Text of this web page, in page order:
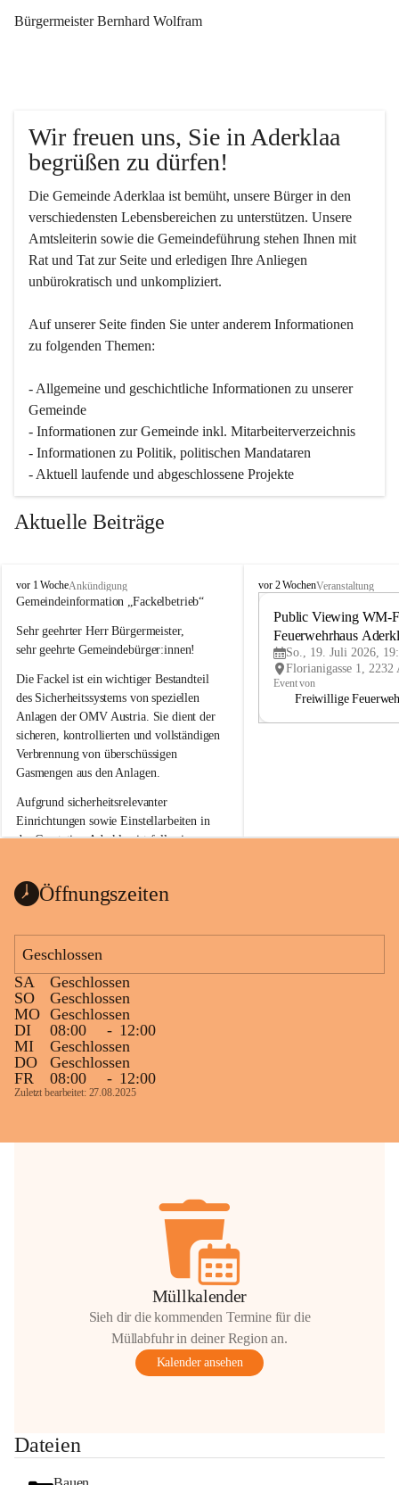
Bürgermeister Bernhard Wolfram
Wir freuen uns, Sie in Aderklaa
begrüßen zu dürfen!
Die Gemeinde Aderklaa ist bemüht, unsere Bürger in den
verschiedensten Lebensbereichen zu unterstützen. Unsere
Amtsleiterin sowie die Gemeindeführung stehen Ihnen mit
Rat und Tat zur Seite und erledigen Ihre Anliegen
unbürokratisch und unkompliziert.
Auf unserer Seite finden Sie un­ter an­de­rem Informationen
zu folgenden Themen:
- Allgemeine und geschichtliche Informationen zu unserer
Gemeinde
- Informationen zur Gemeinde inkl. Mitarbeiterverzeichnis
- Informationen zu Politik, politischen Mandataren
- Aktuell laufende und abgeschlossene Projekte
Aktuelle Beiträge
A
d
r
k
a
a
vor 1 WocheAnkündigung
Gemeindeinformation „Fackelbetrieb“
Sehr geehrter Herr Bürgermeister,
sehr geehrte Gemeindebürger:innen!
Die Fackel ist ein wichtiger Bestandteil
des Sicherheitssystems von speziellen
Anlagen der OMV Austria. Sie dient der
sicheren, kontrollierten und vollständigen
Verbrennung von überschüssigen
Gasmengen aus den Anlagen.
Aufgrund sicherheitsrelevanter
Einrichtungen sowie Einstellarbeiten in
der Gasstation Aderklaa ist fallweise
kommenden Tagen und Wochen wird
sein.
Die OMV Austria ist bemüht, für die
Bevölkerung ungewohnte, jedoch
technisch notwendige Betriebszustände so
kurz wie möglich zu halten.
Wir bitten daher die umliegende
Bevölkerung um Verständnis.
anrainer-service@omv.com
Bei Fragen, Anliegen oder Beschwerden.
Die OMV wird im Zuge von
A
vor 2 WochenVeranstaltung
Public Viewing WM-
Feuerwehrhaus
So., 19. Juli 2026,
Event von
Freiwillige
Öffnungszeiten
Geschlossen
SA
Geschlossen
SO
Geschlossen
MO Geschlossen
DI
08:00 - 12:00
MI
Geschlossen
DO
Geschlossen
FR
08:00 - 12:00
Zuletzt bearbeitet: 27.08.2025
Müllkalender
Sieh dir die kommenden Termine für die
Müllabfuhr in deiner Region an.
Kalender ansehen
Dateien